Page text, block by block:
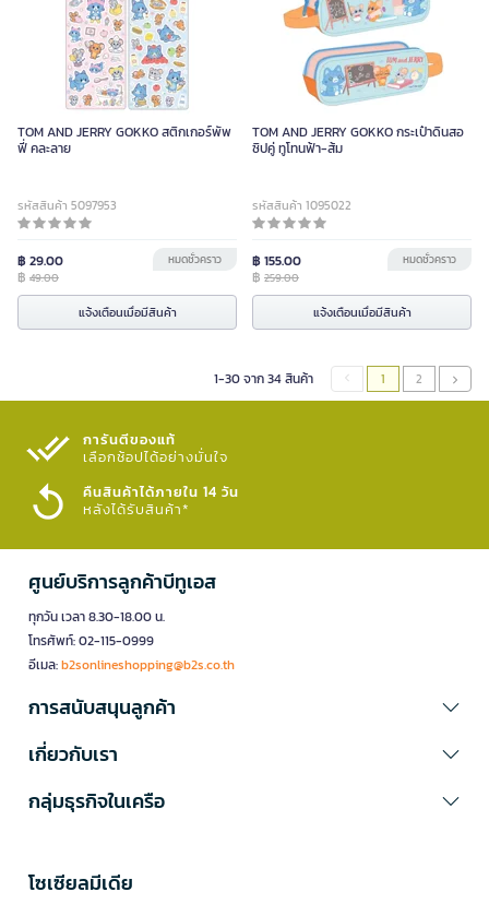
TOM AND JERRY GOKKO สติกเกอร์พัพ
ฟี่ คละลาย
รหัสสินค้า 5097953
฿ 29.00
฿ 49.00
หมดชั่วคราว
แจ้งเตือนเมื่อมีสินค้า
TOM AND JERRY GOKKO กระเป๋าดินสอ
ซิปคู่ ทูโทนฟ้า-ส้ม
รหัสสินค้า 1095022
฿ 155.00
฿ 259.00
หมดชั่วคราว
แจ้งเตือนเมื่อมีสินค้า
1-30 จาก 34 สินค้า 1 2
การันตีของแท้
เลือกช้อปได้อย่างมั่นใจ​
คืนสินค้าได้ภายใน 14 วัน
หลังได้รับสินค้า*
ศูนย์บริการลูกค้าบีทูเอส
ทุกวัน เวลา 8.30-18.00 น.
โทรศัพท์: 02-115-0999
อีเมล:b2sonlineshopping@b2s.co.th
การสนับสนุนลูกค้า
เกี่ยวกับเรา
กลุ่มธุรกิจในเครือ
โซเซียลมีเดีย​